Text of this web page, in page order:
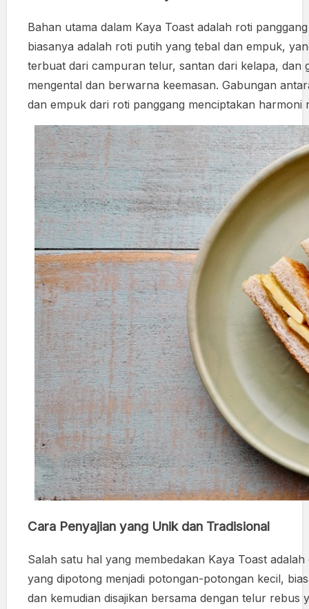
Bahan utama dalam Kaya Toast adalah roti
biasanya adalah roti putih yang tebal dan empuk,
terbuat dari campuran telur, santan dari kelapa, dan
mengental dan berwarna keemasan. Gabungan
dan empuk dari roti panggang menciptakan harmoni
Cara Penyajian yang Unik dan Tradisional
Salah satu hal yang membedakan Kaya Toast
yang dipotong menjadi potongan-potongan kecil,
dan kemudian disajikan bersama dengan telur rebus